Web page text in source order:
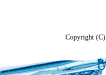
Copyright (C)